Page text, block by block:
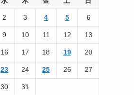
2 3 4 5 6
9 10 11 12 13
16 17 18 19 20
23 24 25 26 27
30 31